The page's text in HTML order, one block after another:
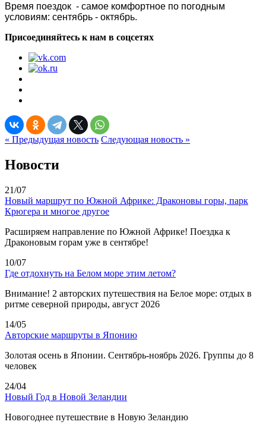
Время поездок - самое комфортное по погодным
условиям: сентябрь - октябрь.
Присоединяйтесь к нам в соцсетях
« Предыдущая новость Следующая новость »
Новости
21/07
Новый маршрут по Южной Африке: Драконовы горы, парк
Крюгера и многое другое
Расширяем направление по Южной Африке! Поездка к
Драконовым горам уже в сентябре!
10/07
Где отдохнуть на Белом море этим летом?
Внимание! 2 авторских путешествия на Белое море: отдых в
ритме северной природы, август 2026
14/05
Авторские маршруты в Японию
Золотая осень в Японии. Сентябрь-ноябрь 2026. Группы до 8
человек
24/04
Новый Год в Новой Зеландии
Новогоднее путешествие в Новую Зеландию